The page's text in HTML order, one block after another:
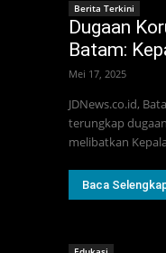
Berita Terkini
Dugaan
Batam:
Mei 17, 2025
JDNews.co.id,
terungkap
melibatkan
Baca